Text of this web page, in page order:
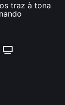
traz à tona